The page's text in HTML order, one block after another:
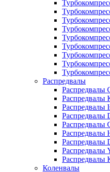
Распредвалы
Распредвалы
Распредвалы
Распредвалы
Распредвалы
Распредвалы
Распредвалы
Распредвалы
Распредвалы
Распредвалы
Коленвалы